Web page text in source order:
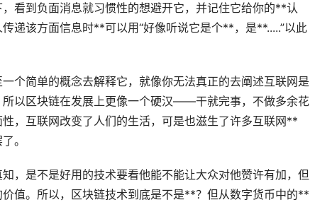
看到负面消息就习惯性的想避开它，并记住它给你的**认
递该方面信息时**可以用“好像听说它是个**，是**.....”以此
个简单的概念去解释它，就像你无法真正的去阐述互联网是
以区块链在发展上更像一个硬汉——干就完事，不做多余花
，互联网改变了人们的生活，可是也滋生了许多互联网**
。
，是不是好用的技术要看他能不能让大众对他赞许有加，但
值。所以，区块链技术到底是不是**？但从数字货币中的**